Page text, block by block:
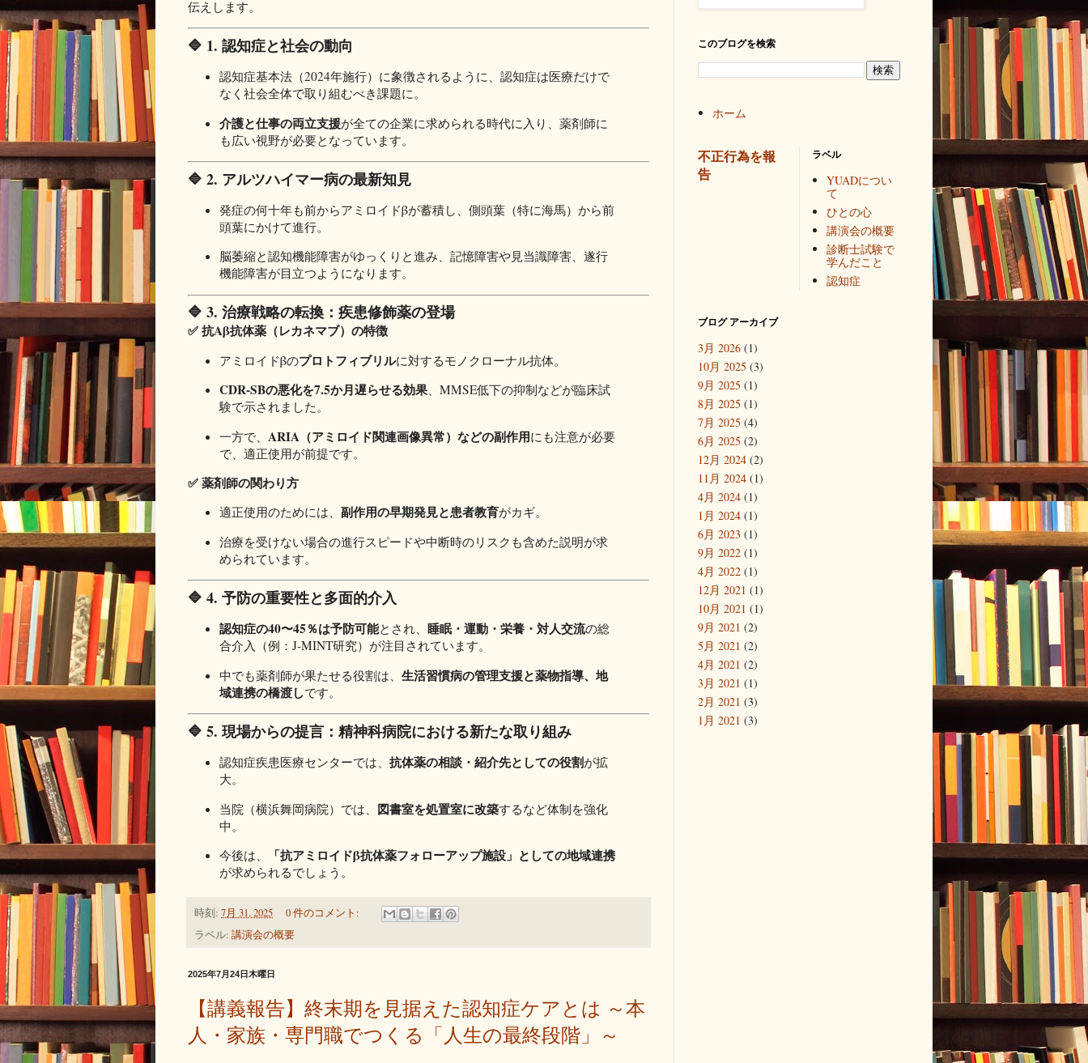
伝えします。
🔷 1. 認知症と社会の動向
認知症基本法（2024年施行）に象徴されるように、認知症は医療だけで
なく社会全体で取り組むべき課題に。
介護と仕事の両立支援が全ての企業に求められる時代に入り、薬剤師に
も広い視野が必要となっています。
🔷 2. アルツハイマー病の最新知見
発症の何十年も前からアミロイドβが蓄積し、側頭葉（特に海馬）から前
頭葉にかけて進行。
脳萎縮と認知機能障害がゆっくりと進み、記憶障害や見当識障害、遂行
機能障害が目立つようになります。
🔷 3. 治療戦略の転換：疾患修飾薬の登場
✅ 抗Aβ抗体薬（レカネマブ）の特徴
アミロイドβのプロトフィブリルに対するモノクローナル抗体。
CDR-SBの悪化を7.5か月遅らせる効果、MMSE低下の抑制などが臨床試
験で示されました。
一方で、 ARIA（アミロイド関連画像異常）などの副作用にも注意が必要
で、適正使用が前提です。
✅ 薬剤師の関わり方
適正使用のためには、 副作用の早期発見と患者教育がカギ。
治療を受けない場合の進行スピードや中断時のリスクも含めた説明が求
められています。
🔷 4. 予防の重要性と多面的介入
認知症の40〜45％は予防可能とされ、 睡眠・運動・栄養・対人交流の総
合介入（例：J-MINT研究）が注目されています。
中でも薬剤師が果たせる役割は、 生活習慣病の管理支援と薬物指導、地
域連携の橋渡しです。
🔷 5. 現場からの提言：精神科病院における新たな取り組み
認知症疾患医療センターでは、 抗体薬の相談・紹介先としての役割が拡
大。
当院（横浜舞岡病院）では、 図書室を処置室に改築するなど体制を強化
中。
今後は、
「抗アミロイドβ抗体薬フォローアップ施設」としての地域連携
が求められるでしょう。
時刻: 7月 31, 2025
0 件のコメント:
ラベル: 講演会の概要
2025年7月24日木曜日
【講義報告】終末期を見据えた認知症ケアとは ～本
人・家族・専門職でつくる「人生の最終段階」～
このブログを検索
ホーム
不正行為を報
告
ラベル
YUADについ
て
ひとの心
講演会の概要
診断士試験で
学んだこと
認知症
ブログ アーカイブ
3月 2026 (1)
10月 2025 (3)
9月 2025 (1)
8月 2025 (1)
7月 2025 (4)
6月 2025 (2)
12月 2024 (2)
11月 2024 (1)
4月 2024 (1)
1月 2024 (1)
6月 2023 (1)
9月 2022 (1)
4月 2022 (1)
12月 2021 (1)
10月 2021 (1)
9月 2021 (2)
5月 2021 (2)
4月 2021 (2)
3月 2021 (1)
2月 2021 (3)
1月 2021 (3)